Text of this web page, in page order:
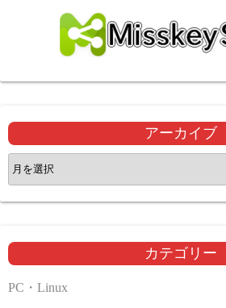
アーカイブ
ア
ー
カ
ブ
カテゴリー
PC・Linux